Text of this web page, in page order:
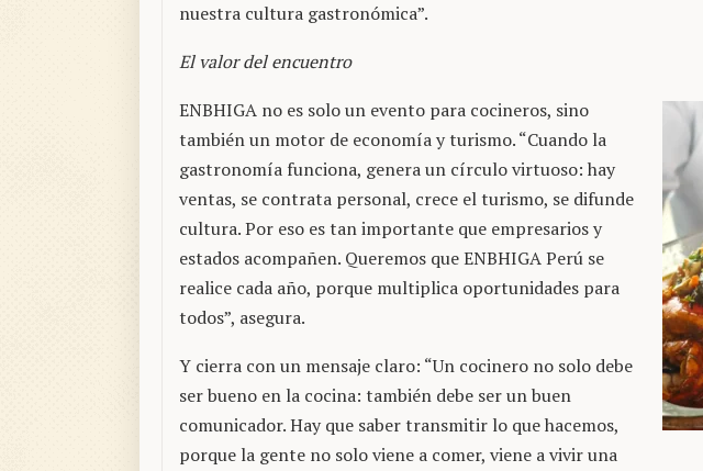
nuestra cultura gastronómica”.
El valor del encuentro
ENBHIGA no es solo un evento para cocineros, sino
también un motor de economía y turismo. “Cuando la
gastronomía funciona, genera un círculo virtuoso: hay
ventas, se contrata personal, crece el turismo, se difunde
cultura. Por eso es tan importante que empresarios y
estados acompañen. Queremos que ENBHIGA Perú se
realice cada año, porque multiplica oportunidades para
todos”, asegura.
Y cierra con un mensaje claro: “Un cocinero no solo debe
ser bueno en la cocina: también debe ser un buen
comunicador. Hay que saber transmitir lo que hacemos,
porque la gente no solo viene a comer, viene a vivir una